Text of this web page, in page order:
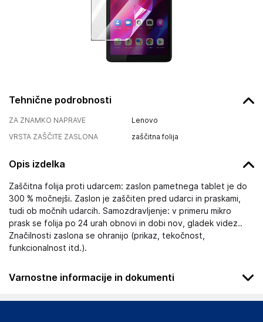
Tehnične podrobnosti
ZA ZNAMKO NAPRAVE
Lenovo
VRSTA ZAŠČITE ZASLONA
zaščitna folija
Opis izdelka
Zaščitna folija proti udarcem: zaslon pametnega tablet je do
300 % močnejši. Zaslon je zaščiten pred udarci in praskami,
tudi ob močnih udarcih. Samozdravljenje: v primeru mikro
prask se folija po 24 urah obnovi in dobi nov, gladek videz..
Značilnosti zaslona se ohranijo (prikaz, tekočnost,
funkcionalnost itd.).
Varnostne informacije in dokumenti
Podatki o proizvajalcu